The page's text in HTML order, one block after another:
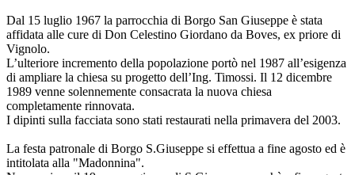
Dal 15 luglio 1967 la parrocchia di Borgo San Giuseppe è stata
affidata alle cure di Don Celestino Giordano da Boves, ex priore di
Vignolo.
L’ulteriore incremento della popolazione portò nel 1987 all’esigenza
di ampliare la chiesa su progetto dell’Ing. Timossi. Il 12 dicembre
1989 venne solennemente consacrata la nuova chiesa
completamente rinnovata.
I dipinti sulla facciata sono stati restaurati nella primavera del 2003.
La festa patronale di Borgo S.Giuseppe si effettua a fine agosto ed è
intitolata alla "Madonnina".